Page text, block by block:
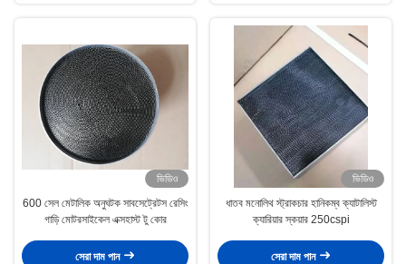
ভিডিও
600 সেল মেটালিক অনুঘটক সাবসেট্রেটস রেসিং
গাড়ি মোটরসাইকেল এক্সহাস্ট টু কোর
সেরা দাম পান
ভিডিও
ধাতব মনোলিথ স্ট্রাকচার হানিকম্ব ক্যাটালিস্ট
ক্যারিয়ার স্কয়ার 250cspi
সেরা দাম পান